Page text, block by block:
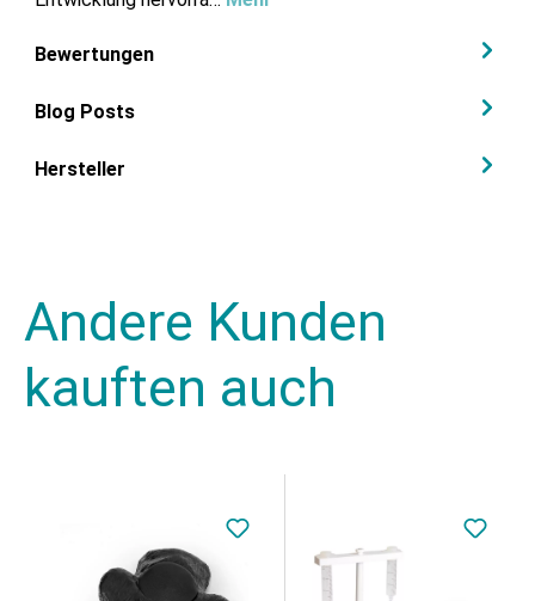
Bewertungen
Blog Posts
Hersteller
Andere Kunden
kauften auch